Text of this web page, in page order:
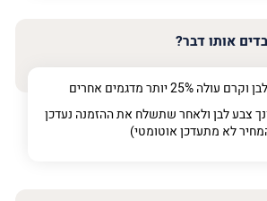
אותו דבר?
יותר מדגמים אחרים
צבע לבן ולאחר שתשלח את ההזמנה נעדכן
לא מתעדכן אוטומטי)